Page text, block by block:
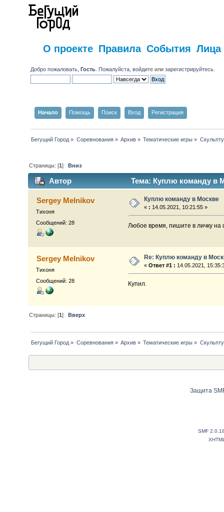
О проекте Правила События Лица
Добро пожаловать,Гость . Пожалуйста,войдите илизарегистрируйтесь
Начало Помощь Поиск Вход Регистрация
Бегущий Город » Соревнования» Архив » Тематические игры »
Страницы: [1]Вниз
Автор Тема: Куплю команду в
Sergey Melnikov
Тихоня
Сообщений: 28
Куплю команду в Москве
« : 14.05.2021, 10:21:55 »
Любое время, пишите в личку на
Sergey Melnikov
Тихоня
Сообщений: 28
Re: Куплю команду в
«Ответ #1 : 14.05.2021,
Купил.
Страницы: [1]Вверх
Бегущий Город » Соревнования» Архив » Тематические игры »
Защита
SMF